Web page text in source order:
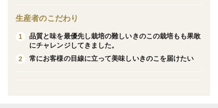
たけやはなびらたけなどのあまり聞き慣れないきのこま
で一株一株丁寧に育て上げたきのこ達を是非御賞味くだ
さいませ！
生産者のこだわり
1
品質と味を最優先し栽培の難しいきのこの栽培もも果敢
にチャレンジしてきました。
2
常にお客様の目線に立って美味しいきのこを届けたい